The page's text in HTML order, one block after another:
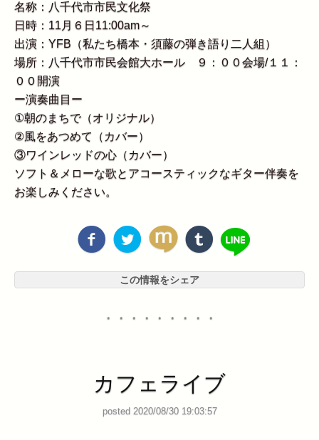
名称：八千代市市民文化祭
日時：11月６日11:00am～
出演：YFB（私たち橋本・須藤の弾き語り二人組）
場所：八千代市市民会館大ホール ９：００会場/１１：
００開演
ー演奏曲目ー
①朝のまちで（オリジナル）
②風をあつめて（カバー）
③ワインレッドの心（カバー）
ソフト＆メローな歌とアコースティックなギター伴奏を
お楽しみください。
この情報をシェア
・・・・・・・・・
カフェライブ
posted 2020/08/30 19:03:57